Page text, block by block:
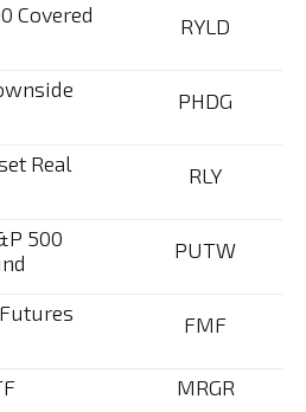
Covered
RYLD
PHDG
Real
RLY
500
PUTW
FMF
MRGR